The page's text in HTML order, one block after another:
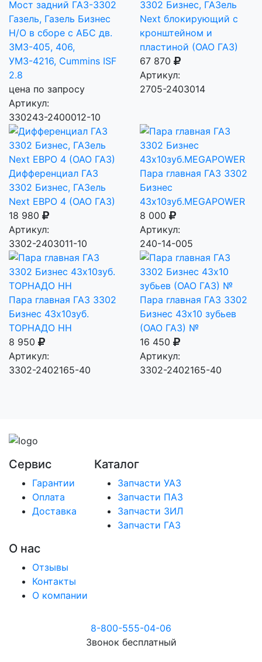
Мост задний ГАЗ-3302
Газель, Газель Бизнес
Н/О в сборе с АБС дв.
ЗМЗ-405, 406,
УМЗ-4216, Cummins ISF
2.8
цена по запросу
Артикул:
330243-2400012-10
3302 Бизнес, ГАЗель
Next блокирующий с
кронштейном и
пластиной (ОАО ГАЗ)
67 870
Артикул:
2705-2403014
Дифференциал ГАЗ
3302 Бизнес, ГАЗель
Next ЕВРО 4 (ОАО ГАЗ)
18 980
Артикул:
3302-2403011-10
Пара главная ГАЗ 3302
Бизнес
43х10зуб.MEGAPOWER
8 000
Артикул:
240-14-005
Пара главная ГАЗ 3302
Бизнес 43х10зуб.
ТОРНАДО НН
8 950
Артикул:
3302-2402165-40
Пара главная ГАЗ 3302
Бизнес 43х10 зубьев
(ОАО ГАЗ) №
16 450
Артикул:
3302-2402165-40
Сервис
Гарантии
Оплата
Доставка
Каталог
Запчасти УАЗ
Запчасти ПАЗ
Запчасти ЗИЛ
Запчасти ГАЗ
О нас
Отзывы
Контакты
О компании
8-800-555-04-06
Звонок бесплатный